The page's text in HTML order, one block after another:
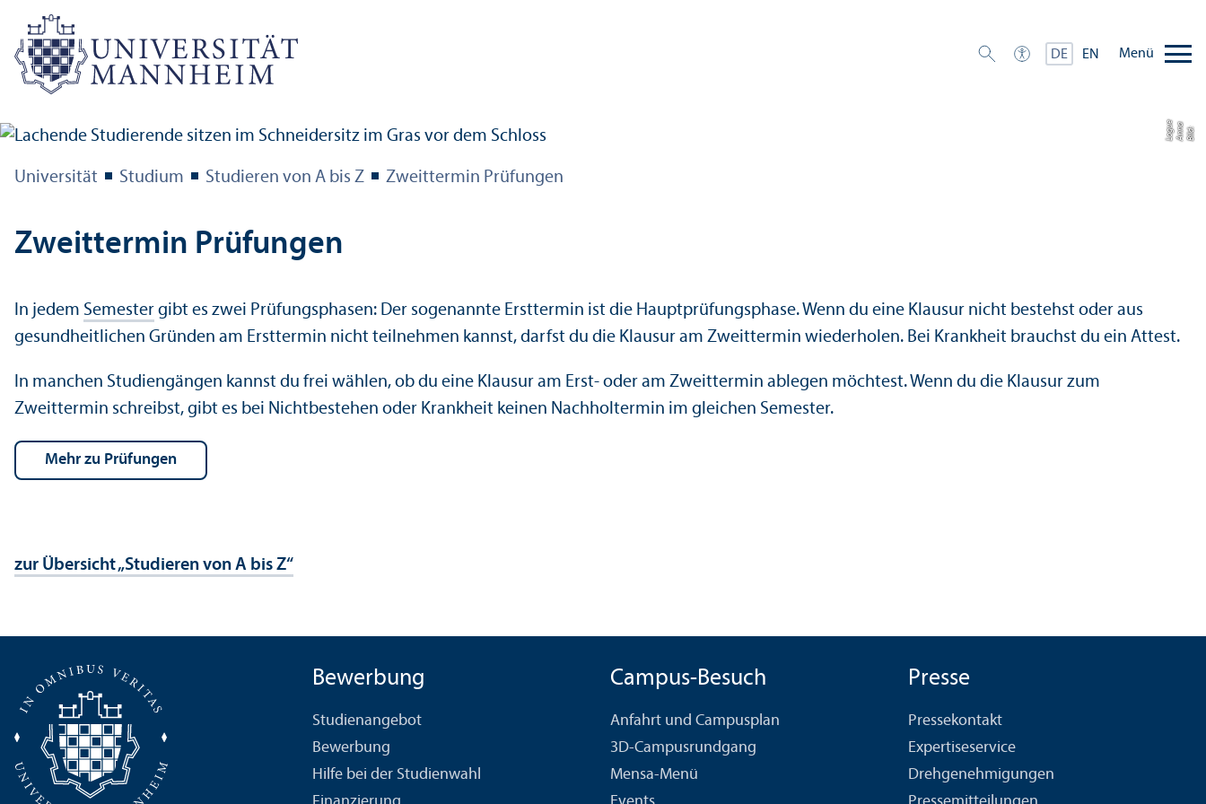
DE EN Menü
Bil
d:
A
n
n
aL
o
g
u
e
Universität Studium Studieren von A bis Z Zweittermin Prüfungen
Zweittermin Prüfungen
In jedem Semester gibt es zwei Prüfungs­phasen: Der sogenannte Ersttermin ist die Haupt­prüfungs­phase. Wenn du eine Klausur nicht bestehst oder aus
gesundheitlichen Gründen am Ersttermin nicht teilnehmen kannst, darfst du die Klausur am Zweittermin wiederholen. Bei Krankheit brauchst du ein Attest.
In manchen Studien­gängen kannst du frei wählen, ob du eine Klausur am Erst- oder am Zweittermin ablegen möchtest. Wenn du die Klausur zum
Zweittermin schreibst, gibt es bei Nichtbestehen oder Krankheit keinen Nachholtermin im gleichen Semester.
Mehr zu Prüfungen
zur Über­sicht „Studieren von A bis Z“
Bewerbung
Studien­angebot
Bewerbung
Hilfe bei der Studien­wahl
Campus-Besuch
Anfahrt und Campusplan
3D-Campusrundgang
Mensa-Menü
Presse
Pressekontakt
Expertiseservice
Drehgenehmigungen